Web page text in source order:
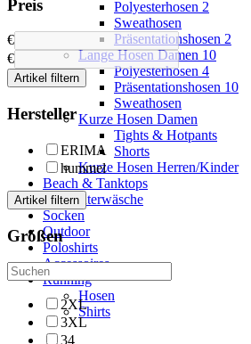
Polyesterhosen 2
Sweathosen
Präsentationshosen 2
Lange Hosen Damen 10
Polyesterhosen 4
Präsentationshosen 10
Sweathosen
Kurze Hosen Damen
Tights & Hotpants
Shorts
Kurze Hosen Herren/Kinder
Beach & Tanktops
Sportunterwäsche
Socken
Outdoor
Poloshirts
Accessoires
Running
Hosen
Shirts
Preis
€
€
Artikel filtern
Hersteller
ERIMA
hummel
Artikel filtern
Größen
2XL
3XL
34